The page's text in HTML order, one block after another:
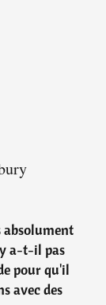
a-t-il pas
pour qu'il
avec des